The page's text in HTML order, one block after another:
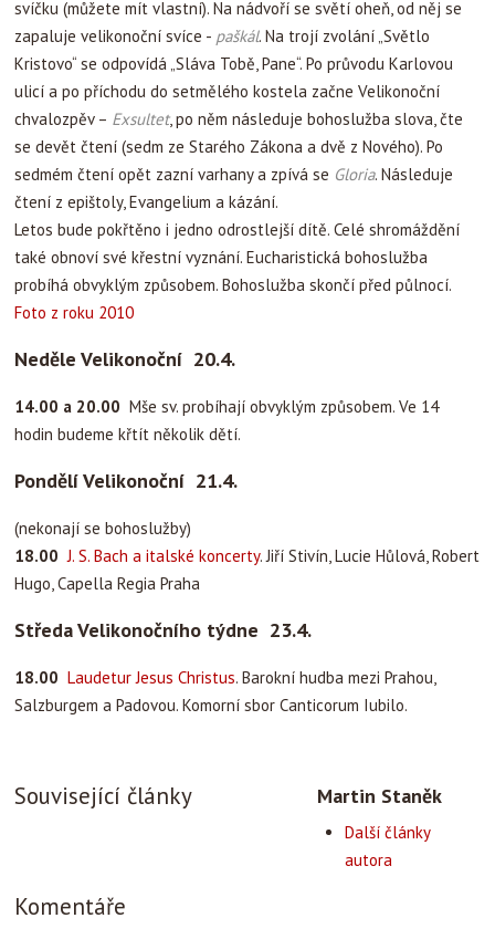
svíčku (můžete mít vlastní). Na nádvoří se světí oheň, od něj se
zapaluje velikonoční svíce - paškál. Na trojí zvolání „Světlo
Kristovo“ se odpovídá „Sláva Tobě, Pane“. Po průvodu Karlovou
ulicí a po příchodu do setmělého kostela začne Velikonoční
chvalozpěv – Exsultet, po něm následuje bohoslužba slova, čte
se devět čtení (sedm ze Starého Zákona a dvě z Nového). Po
sedmém čtení opět zazní varhany a zpívá se Gloria. Následuje
čtení z epištoly, Evangelium a kázání.
Letos bude pokřtěno i jedno odrostlejší dítě. Celé shromáždění
také obnoví své křestní vyznání. Eucharistická bohoslužba
probíhá obvyklým způsobem. Bohoslužba skončí před půlnocí.
Foto z roku 2010
Neděle Velikonoční 20.4.
14.00 a 20.00 Mše sv. probíhají obvyklým způsobem. Ve 14
hodin budeme křtít několik dětí.
Pondělí Velikonoční 21.4.
(nekonají se bohoslužby)
18.00 J. S. Bach a italské koncerty. Jiří Stivín, Lucie Hůlová, Robert
Hugo, Capella Regia Praha
Středa Velikonočního týdne 23.4.
18.00 Laudetur Jesus Christus. Barokní hudba mezi Prahou,
Salzburgem a Padovou. Komorní sbor Canticorum Iubilo.
Související články Martin Staněk
Další články
autora
Komentáře